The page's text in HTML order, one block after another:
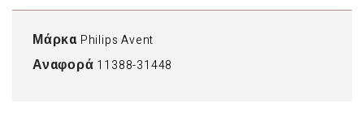
Μάρκα Philips Avent
Αναφορά 11388-31448